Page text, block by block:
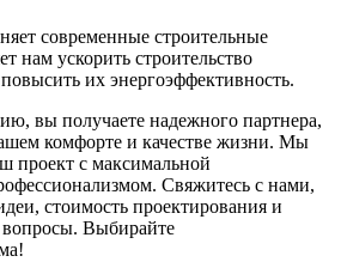
современные строительные
нам ускорить строительство
их энергоэффективность.
вы получаете надежного партнера,
комфорте и качестве жизни. Мы
проект с максимальной
Свяжитесь с нами,
стоимость проектирования и
Выбирайте